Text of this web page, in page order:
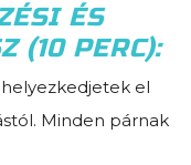
ÉS
(10 PERC):
el
Minden párnak